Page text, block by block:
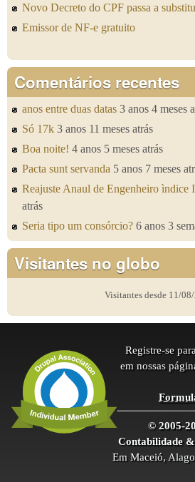
Novo Decreto do CPF passa a
Emissor de NF-e gratuito
Comentários recentes
anos entre duas datas 3 anos 4 meses
Só 17k 3 anos 11 meses atrás
Boa noite! 4 anos 5 meses atrás
Pacta sunt servanda 5 anos 7 meses
Reajuste Anaul de Engenheiro ìndice
atrás
Seria tipo um consórcio? 6 anos 3
Visitantes no globo
Visitantes desde 11/
Registre-se
em nossas
© 2005-
Contabilidade
Em Maceió,